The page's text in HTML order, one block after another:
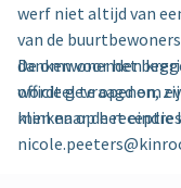
werf niet altijd van
van de
danken voor het
officieel te openen,
klinken op het
De omwonenden
wordt gevraagd om
men naar de